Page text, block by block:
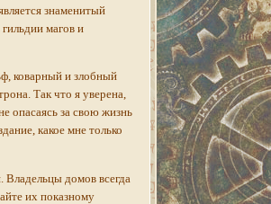
знаменитый
магов и
коварный и злобный
Так что я уверена,
опасаясь за свою жизнь
какое мне только
домов всегда
их показному